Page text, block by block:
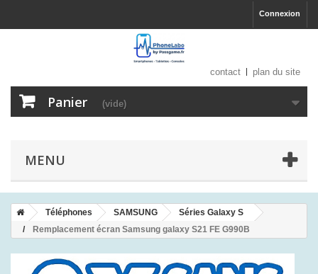
Connexion
contact plan du site
Panier (vide)
MENU
Téléphones SAMSUNG
Séries Galaxy S
Remplacement écran Samsung galaxy S21 FE G990B